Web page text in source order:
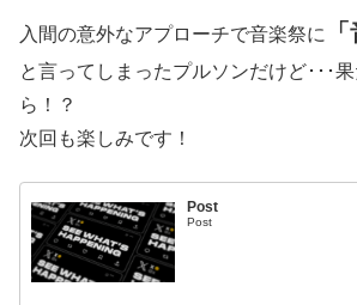
入間の意外なアプローチで音楽祭に
と言ってしまったプルソンだけど･･･
ら！？
次回も楽しみです！
Post
Post